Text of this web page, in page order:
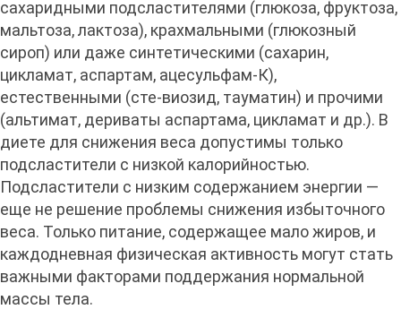
сахаридными подсластителями (глюкоза, фруктоза,
мальтоза, лактоза), крахмальными (глюкозный
сироп) или даже синтетическими (сахарин,
цикламат, аспартам, ацесульфам-К),
естественными (сте-виозид, тауматин) и прочими
(альтимат, дериваты аспартама, цикламат и др.). В
диете для снижения веса допустимы только
подсластители с низкой калорийностью.
Подсластители с низким содержанием энергии —
еще не решение проблемы снижения избыточного
веса. Только питание, содержащее мало жиров, и
каждодневная физическая активность могут стать
важными факторами поддержания нормальной
массы тела.